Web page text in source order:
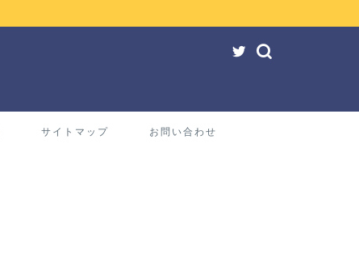
サイトマップ お問い合わせ